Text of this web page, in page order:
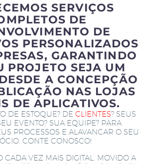
SERVIÇOS
DE
DE
PERSONALIZADOS
GARANTINDO
PROJETO SEJA UM
A CONCEPÇÃO
NAS LOJAS
DE APLICATIVOS.
DE ESTOQUE? DE CLIENTES? SEUS
EVENTO? SUA EQUIPE? PARA
PROCESSOS E ALAVANCAR O SEU
CONTE CONOSCO!
CADA VEZ MAIS DIGITAL, MOVIDO A